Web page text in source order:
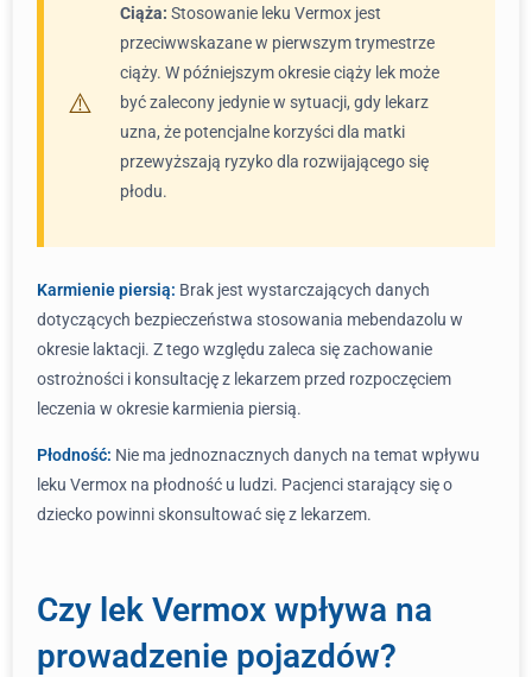
Ciąża: Stosowanie leku Vermox jest
przeciwwskazane w pierwszym trymestrze
ciąży. W późniejszym okresie ciąży lek może
być zalecony jedynie w sytuacji, gdy lekarz
uzna, że potencjalne korzyści dla matki
przewyższają ryzyko dla rozwijającego się
płodu.
Karmienie piersią: Brak jest wystarczających danych
dotyczących bezpieczeństwa stosowania mebendazolu w
okresie laktacji. Z tego względu zaleca się zachowanie
ostrożności i konsultację z lekarzem przed rozpoczęciem
leczenia w okresie karmienia piersią.
Płodność: Nie ma jednoznacznych danych na temat wpływu
leku Vermox na płodność u ludzi. Pacjenci starający się o
dziecko powinni skonsultować się z lekarzem.
Czy lek Vermox wpływa na
prowadzenie pojazdów?